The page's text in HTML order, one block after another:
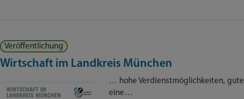
Veröffentlichung
Wirtschaft im Landkreis München
… hohe Verdienstmöglichkeiten, gute
eine…